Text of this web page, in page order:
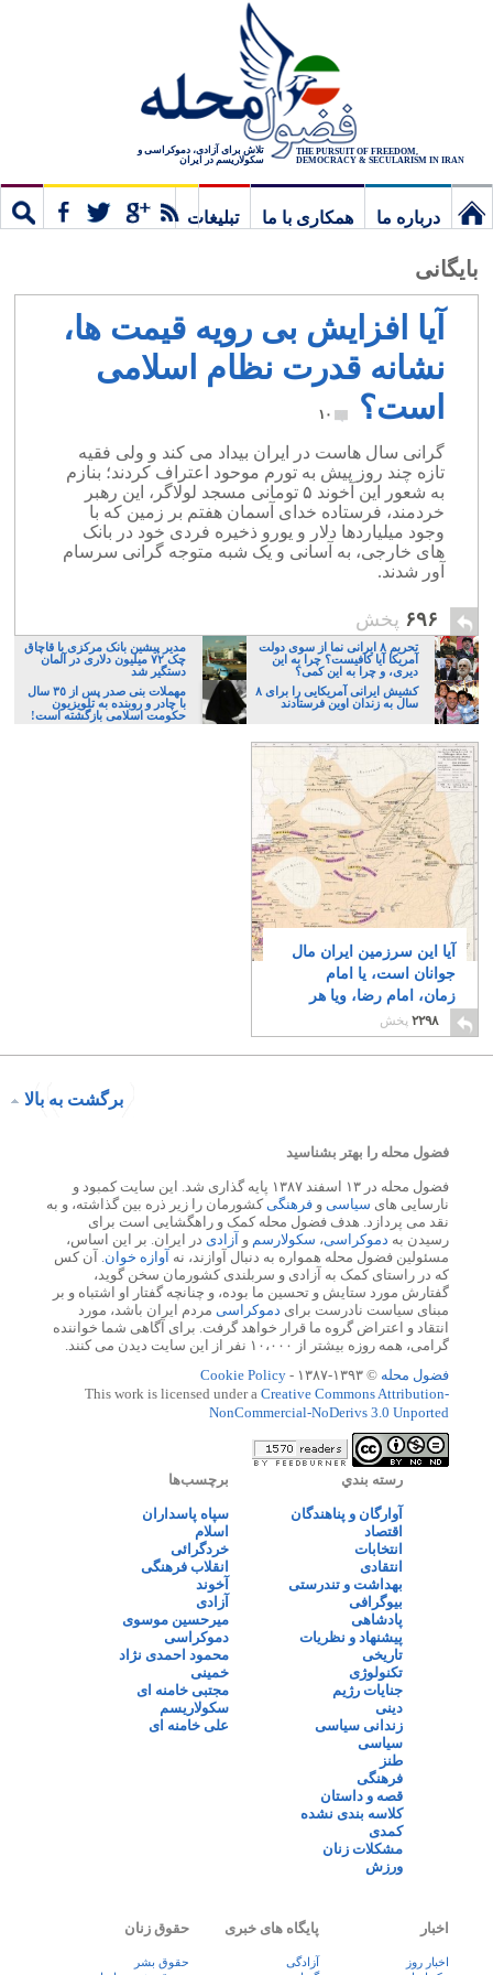
THE PURSUIT OF FREEDOM,
DEMOCRACY & SECULARISM IN IRAN
تلاش برای آزادی، دموکراسی و
سکولاریسم در ایران
درباره ما همکاری با ما
تبلیغات
بایگانی
آیا افزایش بی رویه قیمت ها،
نشانه قدرت نظام اسلامی
است؟
۱۰
گرانی سال هاست در ایران بیداد می کند و ولی فقیه
تازه چند روز پیش به تورم موحود اعتراف کردند؛ بنازم
به شعور این آخوند ۵ تومانی مسجد لولاگر، این رهبر
خردمند، فرستاده خدای آسمان هفتم بر زمین که با
وجود میلیاردها دلار و یورو ذخیره فردی خود در بانک
های خارجی، به آسانی و یک شبه متوجه گرانی سرسام
آور شدند.
۶۹۶ پخش
تحریم ۸ ایرانی نما از سوی دولت
آمریکا آیا کافیست؟ چرا به این
دیری، و چرا به این کمی؟
مدیر پیشین بانک مرکزی با قاچاق
چک ۷۲ میلیون دلاری در آلمان
دستگیر شد
کشیش ایرانی آمریکایی را برای ۸
سال به زندان اوین فرستادند
مهملات بنی صدر پس از ٣٥ سال
با چادر و روبنده به تلویزیون
حکومت اسلامی بازگشته است!
آیا این سرزمین ایران مال
جوانان است، یا امام
زمان، امام رضا، ویا هر
شیخ دیگری؟
۲۲۹۸ پخش
برگشت به بالا
فضول محله را بهتر بشناسید
فضول محله در ۱۳ اسفند ۱۳۸۷ پایه گذاری شد. این سایت کمبود و
نارسایی های سیاسی و فرهنگیکشورمان را زیر ذره بین گذاشته، و به
نقد می پردازد. هدف فضول محله کمک و راهگشایی است برای
رسیدن به دموکراسی، سکولارسم و آزادی در ایران. بر این اساس،
مسئولین فضول محله همواره به دنبال آوازند، نه آوازه خوان. آن کس
که در راستای کمک به آزادی و سربلندی کشورمان سخن گوید،
گفتارش مورد ستایش و تحسین ما بوده، و چنانچه گفتار او اشتباه و بر
مبنای سیاست نادرست برای دموکراسی مردم ایران باشد، مورد
انتقاد و اعتراض گروه ما قرار خواهد گرفت. برای آگاهی شما خواننده
گرامی، همه روزه بیشتر از ۱۰،۰۰۰ نفر از این سایت دیدن می کنند.
فضول محله © ۱۳۹۳-۱۳۸۷ -
Cookie Policy
This work is licensed under a Creative Commons Attribution-
NonCommercial-NoDerivs 3.0 Unported
رسته بندي
آوارگان و پناهندگان
اقتصاد
انتخابات
انتقادی
بهداشت و تندرستی
بیوگرافی
پادشاهی
پیشنهاد و نظریات
تاریخی
تکنولوژی
جنایات رژیم
دینی
زندانی سیاسی
سیاسی
طنز
فرهنگی
قصه و داستان
کلاسه بندی نشده
کمدی
مشکلات زنان
ورزش
برچسب‌ها
سپاه پاسداران
اسلام
خردگرائی
انقلاب فرهنگی
آخوند
آزادی
میرحسین موسوی
دموکراسی
محمود احمدی نژاد
خمینی
مجتبی خامنه ای
سکولاریسم
علی خامنه ای
اخبار
اخبار روز
پایگاه های خبری
آزادگی
حقوق زنان
حقوق بشر